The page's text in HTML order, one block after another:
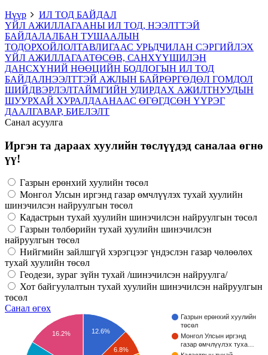
Нүүр
ИЛ ТОД БАЙДАЛ
ҮЙЛ АЖИЛЛАГААНЫ ИЛ ТОД, НЭЭЛТТЭЙ
БАЙДАЛАЛБАН ТУШААЛЫН
ТОДОРХОЙЛОЛТАВЛИГААС УРЬДЧИЛАН СЭРГИЙЛЭХ
ҮЙЛ АЖИЛЛАГААТӨСӨВ, САНХҮҮШИЛЭН
ДАНСХҮНИЙ НӨӨЦИЙН БОДЛОГЫН ИЛ ТОД
БАЙДАЛНЭЭЛТТЭЙ АЖЛЫН БАЙРӨРГӨДӨЛ ГОМДОЛ
ШИЙДВЭРЛЭЛТАЙМГИЙН УДИРДАХ АЖИЛТНУУДЫН
ШУУРХАЙ ХУРАЛДААНААС ӨГӨГДСӨН ҮҮРЭГ
ДААЛГАВАР, БИЕЛЭЛТ
Санал асуулга
Иргэн та дараах хуулийн төслүүдэд саналаа өгнө
үү!
Газрын ерөнхий хуулийн төсөл
Монгол Улсын иргэнд газар өмчлүүлэх тухай хуулийн
шинэчилсэн найруулгын төсөл
Кадастрын тухай хуулийн шинэчилсэн найруулгын төсөл
Газрын төлбөрийн тухай хуулийн шинэчилсэн
найруулгын төсөл
Нийгмийн зайлшгүй хэрэгцээг үндэслэн газар чөлөөлөх
тухай хуулийн төсөл
Геодези, зураг зүйн тухай /шинэчилсэн найруулга/
Хот байгуулалтын тухай хуулийн шинэчилсэн найруулгын
төсөл
Санал өгөх
Газрын ерөнхий хуулийн
төсөл
Монгол Улсын иргэнд
газар өмчлүүлэх туха…
12.6%
6.8%
16.2%